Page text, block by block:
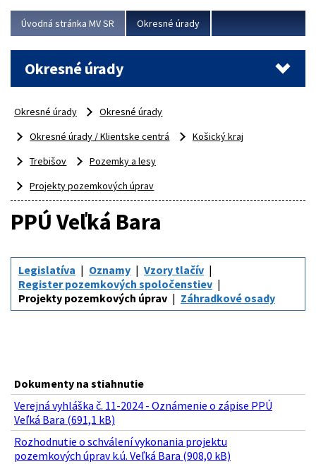
Viac
Úvodná stránka MV SR Okresné úrady
Okresné úrady
Okresné úrady
Okresné úrady
Okresné úrady / Klientske centrá
Košický kraj
Trebišov
Pozemky a lesy
Projekty pozemkových úprav
PPÚ Veľká Bara
Legislatíva Oznamy
Vzory tlačív
Register pozemkových spoločenstiev
Projekty pozemkových úprav
Záhradkové osady
Dokumenty na stiahnutie
Verejná vyhláška č. 11-2024 - Oznámenie o zápise PPÚ
Veľká Bara (691,1 kB)
Rozhodnutie o schválení vykonania projektu
pozemkových úprav k.ú. Veľká Bara (908,0 kB)